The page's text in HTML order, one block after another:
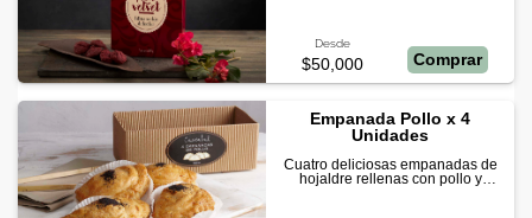
Desde
$50,000 Comprar
Empanada Pollo x 4
Unidades
Cuatro deliciosas empanadas de
hojaldre rellenas con pollo y